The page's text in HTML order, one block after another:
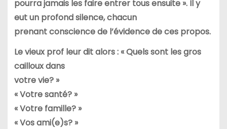
pourra jamais les faireentrer tous ensuite ». Il y
eut un profond silence, chacun
prenantconscience de l’évidence de ces propos.
Le vieux prof leur dit alors : « Quels sont les gros
cailloux dans
votre vie? »
« Votre santé? »
« Votre famille? »
« Vos ami(e)s? »